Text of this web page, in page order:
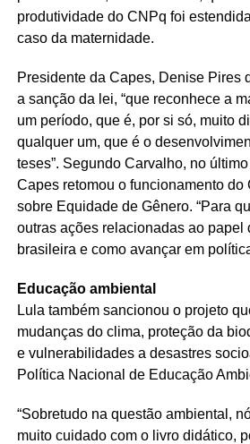
produtividade do CNPq foi
caso da maternidade.
Presidente da Capes, Denise Pires
a sanção da lei, “que reconhece a
um período, que é, por si só, muito
qualquer um, que é o
teses”. Segundo Carvalho, no
Capes retomou o funcionamento do
sobre Equidade de Gênero. “Para
outras ações relacionadas ao papel
brasileira e como avançar em
Educação ambiental
Lula também sancionou o projeto
mudanças do clima, proteção da
e vulnerabilidades a desastres
Política Nacional de Educação
“Sobretudo na questão ambiental,
muito cuidado com o livro didático,